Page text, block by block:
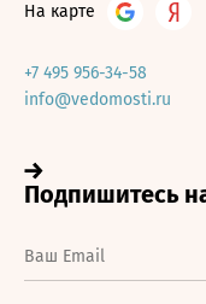
На карте
+7 495 956-34-58
info@vedomosti.ru